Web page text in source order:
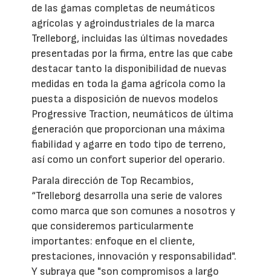
de las gamas completas de neumáticos
agrícolas y agroindustriales de la marca
Trelleborg, incluidas las últimas novedades
presentadas por la firma, entre las que cabe
destacar tanto la disponibilidad de nuevas
medidas en toda la gama agrícola como la
puesta a disposición de nuevos modelos
Progressive Traction, neumáticos de última
generación que proporcionan una máxima
fiabilidad y agarre en todo tipo de terreno,
así como un confort superior del operario.
Parala dirección de Top Recambios,
“Trelleborg desarrolla una serie de valores
como marca que son comunes a nosotros y
que consideremos particularmente
importantes: enfoque en el cliente,
prestaciones, innovación y responsabilidad".
Y subraya que "son compromisos a largo